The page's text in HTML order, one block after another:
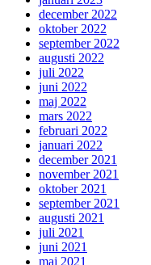
december 2022
oktober 2022
september 2022
augusti 2022
juli 2022
juni 2022
maj 2022
mars 2022
februari 2022
januari 2022
december 2021
november 2021
oktober 2021
september 2021
augusti 2021
juli 2021
juni 2021
maj 2021